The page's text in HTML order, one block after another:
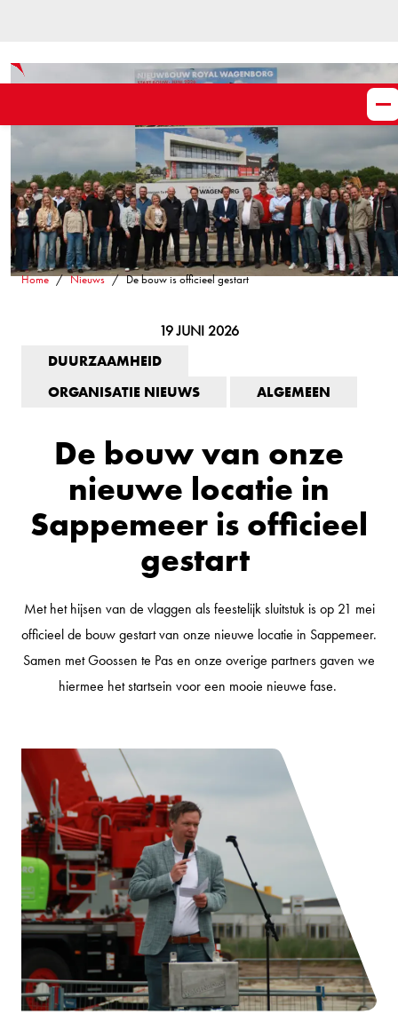
Home Nieuws De bouw is officieel gestart
19 JUNI 2026
DUURZAAMHEID
ORGANISATIE NIEUWS
ALGEMEEN
De bouw van onze
nieuwe locatie in
Sappemeer is officieel
gestart
Met het hijsen van de vlaggen als feestelijk sluitstuk is op 21 mei
officieel de bouw gestart van onze nieuwe locatie in Sappemeer.
Samen met Goossen te Pas en onze overige partners gaven we
hiermee het startsein voor een mooie nieuwe fase.